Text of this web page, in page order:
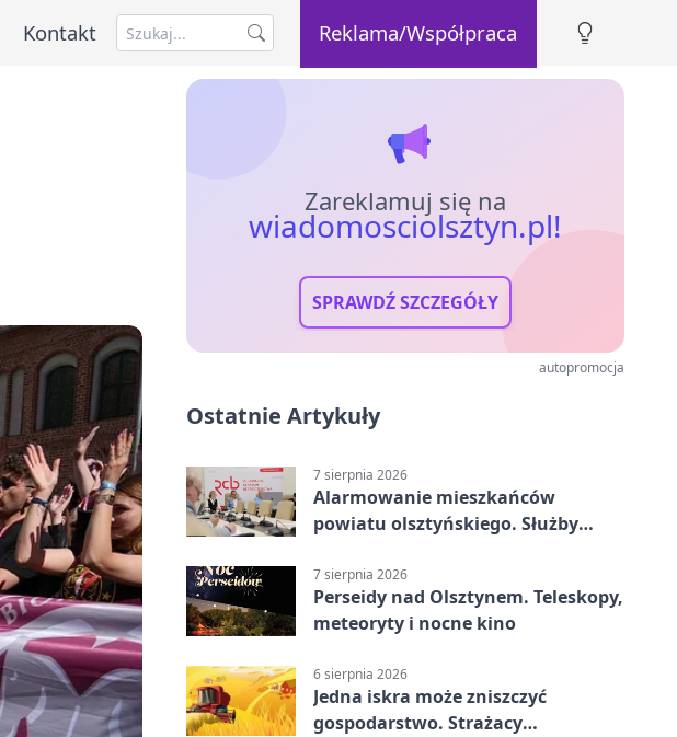
Kontakt Reklama/Współpraca
Zareklamuj się na
wiadomosciolsztyn.pl!
SPRAWDŹ SZCZEGÓŁY
autopromocja
Ostatnie Artykuły
7 sierpnia 2026
Alarmowanie mieszkańców
powiatu olsztyńskiego. Służby
7 sierpnia 2026
Perseidy nad Olsztynem. Teleskopy,
meteoryty i nocne kino
6 sierpnia 2026
Jedna iskra może zniszczyć
gospodarstwo. Strażacy